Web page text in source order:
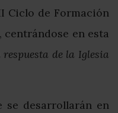
Ciclo de Formación
en esta
de la Iglesia
se desarrollarán en